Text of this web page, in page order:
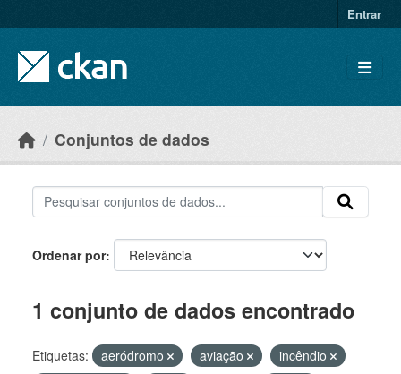
Entrar
Conjuntos de dados
Ordenar por
1 conjunto de dados encontrado
Etiquetas: aeródromo aviação
incêndio